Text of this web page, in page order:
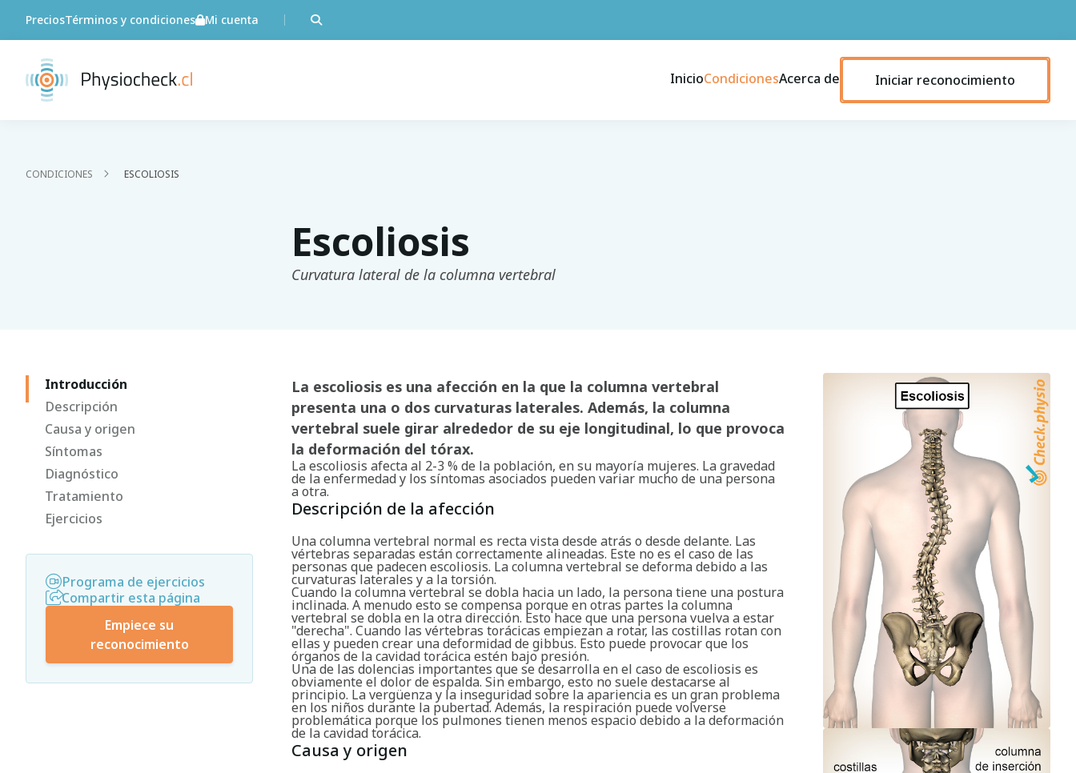
PreciosTérminos y condiciones Mi cuenta
InicioCondicionesAcerca de Iniciar reconocimiento
CONDICIONES ESCOLIOSIS
Escoliosis
Curvatura lateral de la columna vertebral
Introducción
Descripción
Causa y origen
Síntomas
Diagnóstico
Tratamiento
Ejercicios
Programa de ejercicios
Compartir esta página
Empiece su
reconocimiento
La escoliosis es una afección en la que la columna vertebral
presenta una o dos curvaturas laterales. Además, la columna
vertebral suele girar alrededor de su eje longitudinal, lo que provoca
la deformación del tórax.
La escoliosis afecta al 2-3 % de la población, en su mayoría mujeres. La gravedad
de la enfermedad y los síntomas asociados pueden variar mucho de una persona
a otra.
Descripción de la afección
Una columna vertebral normal es recta vista desde atrás o desde delante. Las
vértebras separadas están correctamente alineadas. Este no es el caso de las
personas que padecen escoliosis. La columna vertebral se deforma debido a las
curvaturas laterales y a la torsión.
Cuando la columna vertebral se dobla hacia un lado, la persona tiene una postura
inclinada. A menudo esto se compensa porque en otras partes la columna
vertebral se dobla en la otra dirección. Esto hace que una persona vuelva a estar
"derecha". Cuando las vértebras torácicas empiezan a rotar, las costillas rotan con
ellas y pueden crear una deformidad de gibbus. Esto puede provocar que los
órganos de la cavidad torácica estén bajo presión.
Una de las dolencias importantes que se desarrolla en el caso de escoliosis es
obviamente el dolor de espalda. Sin embargo, esto no suele destacarse al
principio. La vergüenza y la inseguridad sobre la apariencia es un gran problema
en los niños durante la pubertad. Además, la respiración puede volverse
problemática porque los pulmones tienen menos espacio debido a la deformación
de la cavidad torácica.
Causa y origen